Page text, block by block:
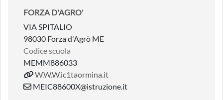
FORZA D'AGRO'
VIA SPITALIO
98030 Forza d'Agrò ME
Codice scuola
MEMM886033
W.W.W.ic1taormina.it
MEIC88600X@istruzione.it